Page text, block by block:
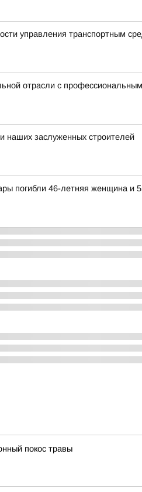
управления транспортным
отрасли с
наших заслуженных строителей
погибли 46-летняя женщина и
покос травы